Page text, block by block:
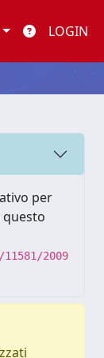
LOGIN
per
questo
2009